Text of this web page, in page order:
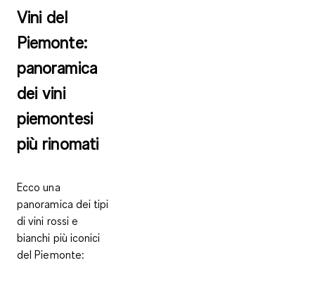
Vini del
Piemonte:
panoramica
dei vini
piemontesi
più rinomati
Ecco una
panoramica dei tipi
di vini rossi e
bianchi più iconici
del Piemonte: